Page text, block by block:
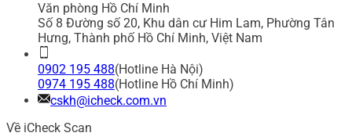
Văn phòng Hồ Chí Minh
Số 8 Đường số 20, Khu dân cư Him Lam, Phường Tân
Hưng, Thành phố Hồ Chí Minh, Việt Nam
0902 195 488(Hotline Hà Nội)
0974 195 488(Hotline Hồ Chí Minh)
cskh@icheck.com.vn
Về iCheck Scan